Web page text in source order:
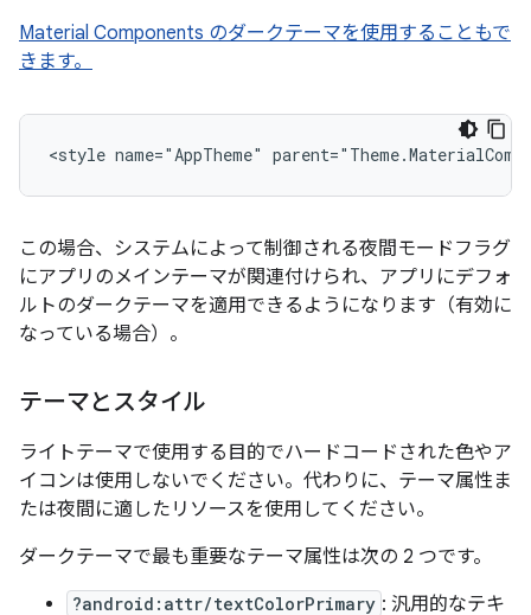
Material Components のダークテーマを使用することもで
きます。
この場合、システムによって制御される夜間モードフラグ
にアプリのメインテーマが関連付けられ、アプリにデフォ
ルトのダークテーマを適用できるようになります（有効に
なっている場合）。
テーマとスタイル
ライトテーマで使用する目的でハードコードされた色やア
イコンは使用しないでください。代わりに、テーマ属性ま
たは夜間に適したリソースを使用してください。
ダークテーマで最も重要なテーマ属性は次の 2 つです。
?android:attr/textColorPrimary : 汎用的なテキ